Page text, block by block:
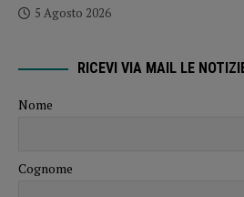
5 Agosto 2026
RICEVI VIA MAIL LE
Nome
Cognome